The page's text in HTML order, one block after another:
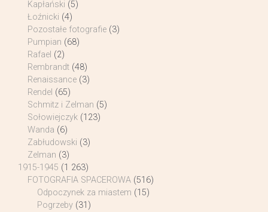
Kapłański (5)
Łoźnicki (4)
Pozostałe fotografie (3)
Pumpian (68)
Rafael (2)
Rembrandt (48)
Renaissance (3)
Rendel (65)
Schmitz i Zelman (5)
Sołowiejczyk (123)
Wanda (6)
Zabłudowski (3)
Zelman (3)
1915-1945 (1 263)
FOTOGRAFIA SPACEROWA (516)
Odpoczynek za miastem (15)
Pogrzeby (31)